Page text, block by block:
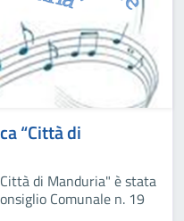
“Città di
di Manduria" è stata
Comunale n. 19